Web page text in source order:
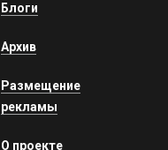
Блоги
Архив
Размещение
рекламы
О проекте